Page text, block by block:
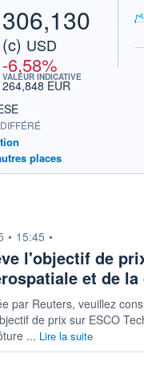
306,130
(c) USD
-6,58%
VALEUR INDICATIVE
264,848 EUR
places
• 15:45 •
l'objectif de
et de la
par Reuters, veuillez
de prix sur ESCO
... Lire la suite